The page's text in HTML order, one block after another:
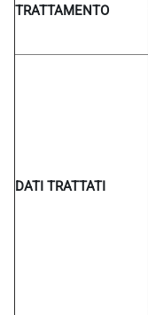
TRATTAMENTO
DATI TRATTATI